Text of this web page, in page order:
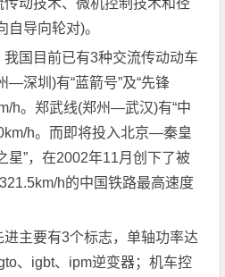
动技术、微机控制技术和径
自导向轮对)。
国目前已有3种交流传动动车
—深圳)有“蓝箭号”及“先锋
h。郑武线(郑州—武汉)有“中
h。而即将投入北京—秦皇
星”，在2002年11月创下了被
h的中国铁路最高速度
主要有3个标志，单轴功率达
、igbt、ipm逆变器；机车控